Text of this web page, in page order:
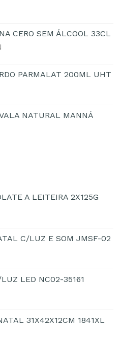
CERO SEM ÁLCOOL 33CL
PARMALAT 200ML UHT
NATURAL MANNÁ
A LEITEIRA 2X125G
C/LUZ E SOM JMSF-02
LED NC02-35161
31X42X12CM 1841XL